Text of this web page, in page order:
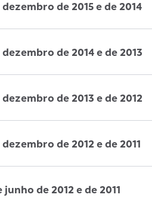
dezembro de 2015 e de 2014
dezembro de 2014 e de 2013
dezembro de 2013 e de 2012
dezembro de 2012 e de 2011
junho de 2012 e de 2011